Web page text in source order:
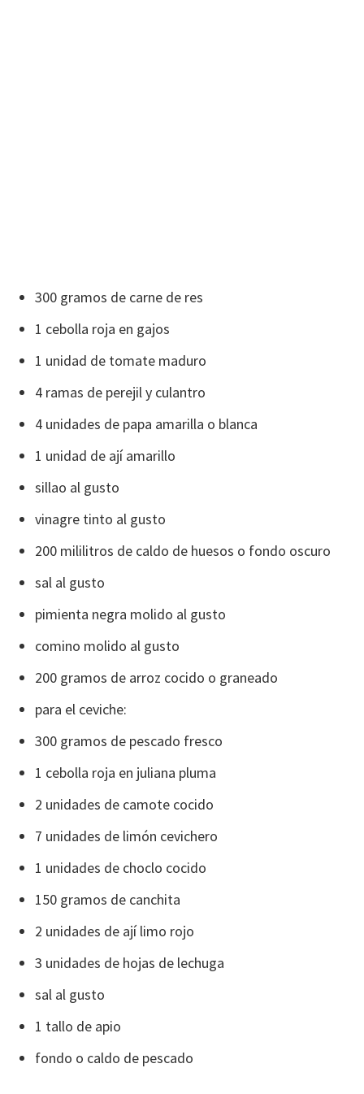
300 gramos de carne de res
1 cebolla roja en gajos
1 unidad de tomate maduro
4 ramas de perejil y culantro
4 unidades de papa amarilla o blanca
1 unidad de ají amarillo
sillao al gusto
vinagre tinto al gusto
200 mililitros de caldo de huesos o fondo oscuro
sal al gusto
pimienta negra molido al gusto
comino molido al gusto
200 gramos de arroz cocido o graneado
para el ceviche:
300 gramos de pescado fresco
1 cebolla roja en juliana pluma
2 unidades de camote cocido
7 unidades de limón cevichero
1 unidades de choclo cocido
150 gramos de canchita
2 unidades de ají limo rojo
3 unidades de hojas de lechuga
sal al gusto
1 tallo de apio
fondo o caldo de pescado